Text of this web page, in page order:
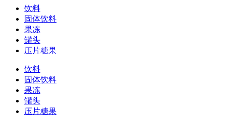
饮料
固体饮料
果冻
罐头
压片糖果
饮料
固体饮料
果冻
罐头
压片糖果